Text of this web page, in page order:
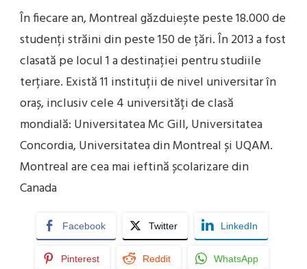
În fiecare an, Montreal găzduiește peste 18.000 de
studenți străini din peste 150 de țări. În 2013 a fost
clasată pe locul 1 a destinației pentru studiile
terțiare. Există 11 instituții de nivel universitar în
oraș, inclusiv cele 4 universități de clasă
mondială: Universitatea Mc Gill, Universitatea
Concordia, Universitatea din Montreal și UQAM.
Montreal are cea mai ieftină școlarizare din
Canada
Facebook Twitter LinkedIn
Pinterest Reddit WhatsApp